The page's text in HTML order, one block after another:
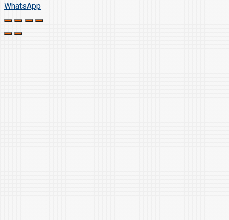
WhatsApp